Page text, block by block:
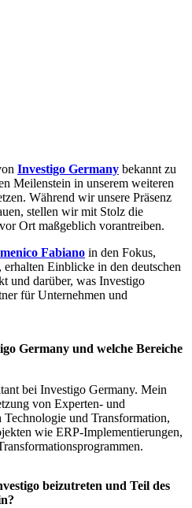
Investigo Germany bekannt zu
Meilenstein in unserem weiteren
Während wir unsere Präsenz
stellen wir mit Stolz die
Ort maßgeblich vorantreiben.
Fabiano in den Fokus,
Einblicke in den deutschen
und darüber, was Investigo
für Unternehmen und
Germany und welche Bereiche
bei Investigo Germany. Mein
von Experten- und
und Transformation,
wie ERP-Implementierungen,
beizutreten und Teil des